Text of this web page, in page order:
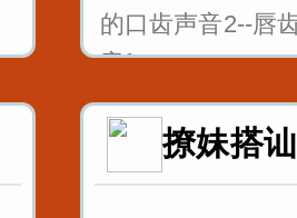
的口齿声音2--唇
音f
如何打造清晰圆润
的口齿声音3--舌尖
撩妹搭讪